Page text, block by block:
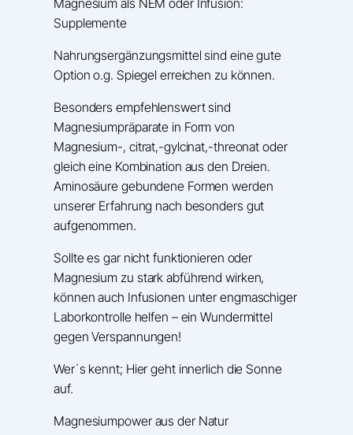
Magnesium als NEM oder Infusion:
Supplemente
Nahrungsergänzungsmittel sind eine gute
Option o.g. Spiegel erreichen zu können.
Besonders empfehlenswert sind
Magnesiumpräparate in Form von
Magnesium-, citrat,-gylcinat,-threonat oder
gleich eine Kombination aus den Dreien.
Aminosäure gebundene Formen werden
unserer Erfahrung nach besonders gut
aufgenommen.
Sollte es gar nicht funktionieren oder
Magnesium zu stark abführend wirken,
können auch Infusionen unter engmaschiger
Laborkontrolle helfen – ein Wundermittel
gegen Verspannungen!
Wer´s kennt; Hier geht innerlich die Sonne
auf.
Magnesiumpower aus der Natur